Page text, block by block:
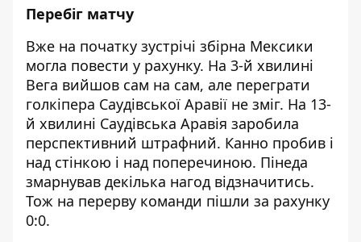
Перебіг матчу
Вже на початку зустрічі збірна Мексики
могла повести у рахунку. На 3-й хвилині
Вега вийшов сам на сам, але переграти
голкіпера Саудівської Аравії не зміг. На 13-
й хвилині Саудівська Аравія заробила
перспективний штрафний. Канно пробив і
над стінкою і над поперечиною. Пінеда
змарнував декілька нагод відзначитись.
Тож на перерву команди пішли за рахунку
0:0.